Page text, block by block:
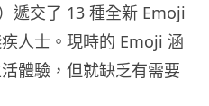
遞交了 13 種全新 Emoji
人士。現時的 Emoji 涵
體驗，但就缺乏有需要